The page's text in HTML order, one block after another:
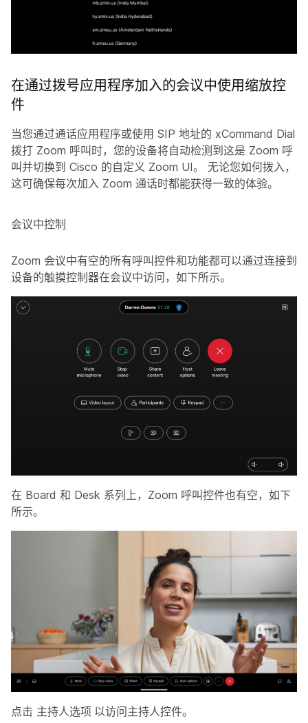
在通过拨号应用程序加入的会议中使用缩放控
件
当您通过通话应用程序或使用 SIP 地址的 xCommand Dial
拨打 Zoom 呼叫时，您的设备将自动检测到这是 Zoom 呼
叫并切换到 Cisco 的自定义 Zoom UI。 无论您如何拨入，
这可确保每次加入 Zoom 通话时都能获得一致的体验。
会议中控制
Zoom 会议中有空的所有呼叫控件和功能都可以通过连接到
设备的触摸控制器在会议中访问，如下所示。
在 Board 和 Desk 系列上，Zoom 呼叫控件也有空，如下
所示。
点击 主持人选项 以访问主持人控件。